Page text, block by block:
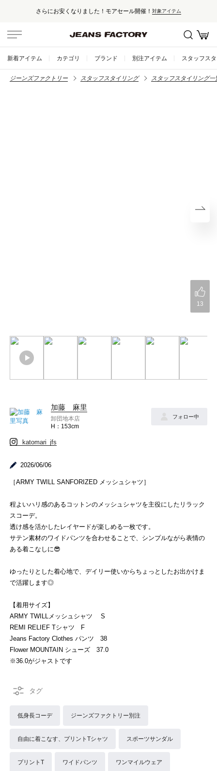
さらにお安くなりました！モアセール開催！ 対象アイテム
新着アイテム カテゴリ ブランド 別注アイテム スタッフス
ジーンズファクトリー スタッフスタイリング スタッフスタイリング一
13
加藤 麻里
卸団地本店
153cm
フォロー中
katomari_jfs
2026/06/06
［ARMY TWILL SANFORIZED メッシュシャツ］
程よいハリ感のあるコットンのメッシュシャツを主役にしたリラック
スコーデ。
透け感を活かしたレイヤードが楽しめる一枚です。
サテン素材のワイドパンツを合わせることで、シンプルながら表情の
ある着こなしに😎
ゆったりとした着心地で、デイリー使いからちょっとしたお出かけま
で活躍します◎
【着用サイズ】
ARMY TWILLメッシュシャツ S
REMI RELIEF Tシャツ F
Jeans Factory Clothes パンツ 38
Flower MOUNTAIN シューズ 37.0
※36.0がジャストです
低身長コーデ ジーンズファクトリー別注
自由に着こなす、プリントTシャツ スポーツサンダル
プリントT ワイドパンツ ワンマイルウェア